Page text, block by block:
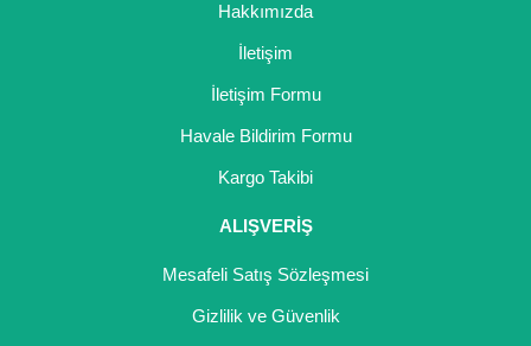
Hakkımızda
İletişim
İletişim Formu
Havale Bildirim Formu
Kargo Takibi
ALIŞVERİŞ
Mesafeli Satış Sözleşmesi
Gizlilik ve Güvenlik